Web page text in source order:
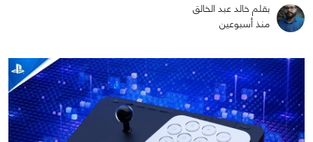
بقلم خالد عبد الخالق
منذ أسبوعين